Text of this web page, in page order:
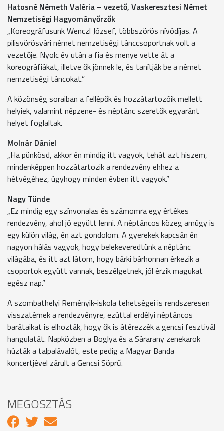
Hatosné Németh Valéria – vezető, Vaskeresztesi Német
Nemzetiségi Hagyományőrzők
„Koreográfusunk Wenczl József, többszörös nívódíjas. A
pilisvörösvári német nemzetiségi tánccsoportnak volt a
vezetője. Nyolc év után a fia és menye vette át a
koreográfiákat, illetve ők jönnek le, és tanítják be a német
nemzetiségi táncokat.”
A közönség soraiban a fellépők és hozzátartozóik mellett
helyiek, valamint népzene- és néptánc szeretők egyaránt
helyet foglaltak.
Molnár Dániel
„Ha pünkösd, akkor én mindig itt vagyok, tehát azt hiszem,
mindenképpen hozzátartozik a rendezvény ehhez a
hétvégéhez, úgyhogy minden évben itt vagyok.”
Nagy Tünde
„Ez mindig egy színvonalas és számomra egy értékes
rendezvény, ahol jó együtt lenni. A néptáncos közeg amúgy is
egy külön világ, én azt gondolom. A gyerekek kapcsán én
nagyon hálás vagyok, hogy belekeveredtünk a néptánc
világába, és itt azt látom, hogy bárki bárhonnan érkezik a
csoportok együtt vannak, beszélgetnek, jól érzik magukat
egész nap.”
A szombathelyi Reményik-iskola tehetségei is rendszeresen
visszatérnek a rendezvényre, ezúttal erdélyi néptáncos
barátaikat is elhozták, hogy ők is átérezzék a gencsi fesztivál
hangulatát. Napközben a Boglya és a Sárarany zenekarok
húzták a talpalávalót, este pedig a Magyar Banda
koncertjével zárult a Gencsi Söprű.
MEGOSZTÁS